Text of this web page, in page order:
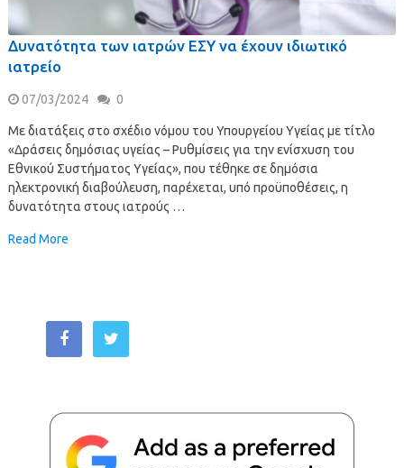
Δυνατότητα των ιατρών ΕΣΥ να έχουν ιδιωτικό
ιατρείο
07/03/2024 0
Με διατάξεις στο σχέδιο νόμου του Υπουργείου Υγείας με τίτλο
«Δράσεις δημόσιας υγείας – Ρυθμίσεις για την ενίσχυση του
Εθνικού Συστήματος Υγείας», που τέθηκε σε δημόσια
ηλεκτρονική διαβούλευση, παρέχεται, υπό προϋποθέσεις, η
δυνατότητα στους ιατρούς …
Read More